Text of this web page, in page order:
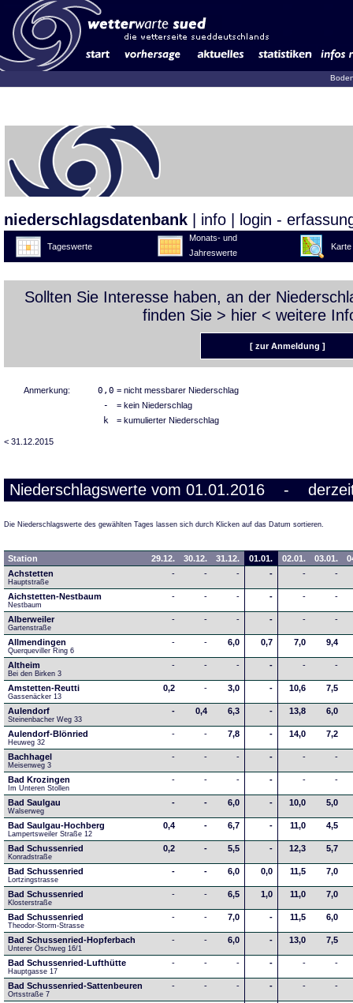
niederschlagsdatenbank info login -
Tageswerte
Monats- und
Jahreswerte
Karte
Sollten Sie Interesse haben, an der
finden Sie > hier < weitere
[ zur Anmeldung ]
Anmerkung: 0,0 = nicht messbarer Niederschlag
- = kein Niederschlag
k = kumulierter Niederschlag
< 31.12.2015
Niederschlagswerte vom 01.01.2016 -
Die Niederschlagswerte des gewählten Tages lassen sich durch Klicken auf das Datum sortieren.
Station 29.12. 30.12. 31.12. 01.01. 02.01. 03.01.
Achstetten
Hauptstraße
- - - - - -
Aichstetten-Nestbaum
Nestbaum
- - - - - -
Alberweiler
Gartenstraße
- - - - - -
Allmendingen
Querqueviller Ring 6
- - 6,0 0,7 7,0 9,4
Altheim
Bei den Birken 3
- - - - - -
Amstetten-Reutti
Gassenäcker 13
0,2 - 3,0 - 10,6 7,5
Aulendorf
Steinenbacher Weg 33
- 0,4 6,3 - 13,8 6,0
Aulendorf-Blönried
Heuweg 32
- - 7,8 - 14,0 7,2
Bachhagel
Meisenweg 3
- - - - - -
Bad Krozingen
Im Unteren Stollen
- - - - - -
Bad Saulgau
Walserweg
- - 6,0 - 10,0 5,0
Bad Saulgau-Hochberg
Lampertsweiler Straße 12
0,4 - 6,7 - 11,0 4,5
Bad Schussenried
Konradstraße
0,2 - 5,5 - 12,3 5,7
Bad Schussenried
Lortzingstrasse
- - 6,0 0,0 11,5 7,0
Bad Schussenried
Klosterstraße
- - 6,5 1,0 11,0 7,0
Bad Schussenried
Theodor-Storm-Strasse
- - 7,0 - 11,5 6,0
Bad Schussenried-Hopferbach
Unterer Öschweg 16/1
- - 6,0 - 13,0 7,5
Bad Schussenried-Lufthütte
Hauptgasse 17
- - - - - -
Bad Schussenried-Sattenbeuren
Ortsstraße 7
- - - - - -